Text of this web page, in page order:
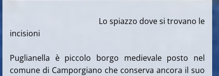
Lo spiazzo dove si trovano le
incisioni
Puglianella è piccolo borgo medievale posto nel
comune di Camporgiano che conserva ancora il suo